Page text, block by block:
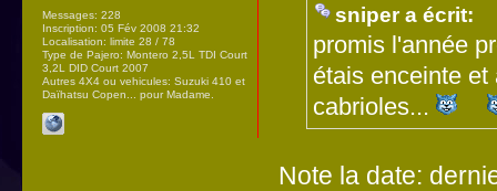
sniper a écrit:
promis l'année
étais enceinte
cabrioles...
Note la date:
Messages: 228
Inscription: 05 Fév 2008 21:32
Localisation: limite 28 / 78
Type de Pajero: Montero 2,5L TDI Court
3,2L DID Court 2007
Autres 4X4 ou vehicules: Suzuki 410 et
Daïhatsu Copen... pour Madame.